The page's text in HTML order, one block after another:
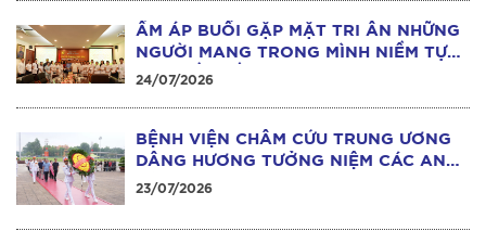
ẤM ÁP BUỔI GẶP MẶT TRI ÂN NHỮNG
NGƯỜI MANG TRONG MÌNH NIỀM TỰ
HÀO VỀ THẾ HỆ GIA ĐÌNH
24/07/2026
BỆNH VIỆN CHÂM CỨU TRUNG ƯƠNG
DÂNG HƯƠNG TƯỞNG NIỆM CÁC ANH
HÙNG LIỆT SĨ NHÂN NGÀY 27/7
23/07/2026